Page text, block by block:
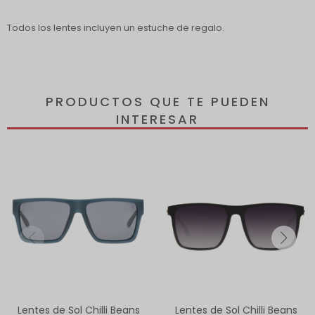
Todos los lentes incluyen un estuche de regalo.
PRODUCTOS QUE TE PUEDEN
INTERESAR
Lentes de Sol Chilli Beans Lentes de Sol Chilli Beans